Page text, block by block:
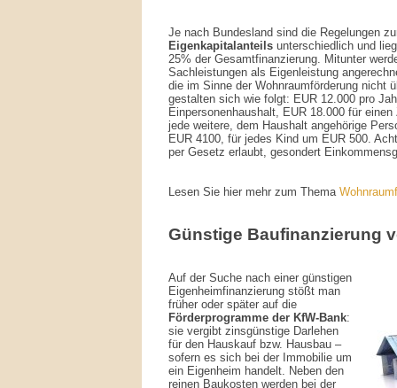
Je nach Bundesland sind die Regelungen
Eigenkapitalanteils unterschiedlich und
25% der Gesamtfinanzierung. Mitunter
Sachleistungen als Eigenleistung
die im Sinne der Wohnraumförderung nicht
gestalten sich wie folgt: EUR 12.000 pro
Einpersonenhaushalt, EUR 18.000 für
jede weitere, dem Haushalt angehörige
EUR 4100, für jedes Kind um EUR 500.
per Gesetz erlaubt, gesondert
Lesen Sie hier mehr zum Thema
Günstige Baufinanzierung
Auf der Suche nach einer günstigen
Eigenheimfinanzierung stößt man
früher oder später auf die
Förderprogramme der KfW-Bank:
sie vergibt zinsgünstige Darlehen
für den Hauskauf bzw. Hausbau –
sofern es sich bei der Immobilie um
ein Eigenheim handelt. Neben den
reinen Baukosten werden bei der